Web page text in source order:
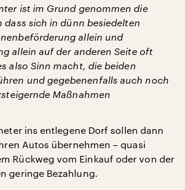
ist im Grund genommen die
dass sich in dünn besiedelten
allein und
allein auf der anderen Seite oft
also Sinn macht, die beiden
und gegebenenfalls auch noch
Maßnahmen
ins entlegene Dorf sollen dann
Autos übernehmen – quasi
Rückweg vom Einkauf oder von der
geringe Bezahlung.